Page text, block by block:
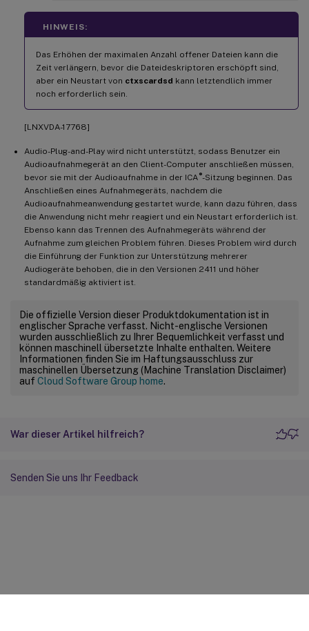
HINWEIS:
Das Erhöhen der maximalen Anzahl offener Dateien kann die
Zeit verlängern, bevor die Dateideskriptoren erschöpft sind,
aber ein Neustart von ctxscardsd kann letztendlich immer
noch erforderlich sein.
[LNXVDA-17768]
Audio-Plug-and-Play wird nicht unterstützt, sodass Benutzer ein
Audioaufnahmegerät an den Client-Computer anschließen müssen,
bevor sie mit der Audioaufnahme in der ICA ®-Sitzung beginnen. Das
Anschließen eines Aufnahmegeräts, nachdem die
Audioaufnahmeanwendung gestartet wurde, kann dazu führen, dass
die Anwendung nicht mehr reagiert und ein Neustart erforderlich ist.
Ebenso kann das Trennen des Aufnahmegeräts während der
Aufnahme zum gleichen Problem führen. Dieses Problem wird durch
die Einführung der Funktion zur Unterstützung mehrerer
Audiogeräte behoben, die in den Versionen 2411 und höher
standardmäßig aktiviert ist.
Die offizielle Version dieser Produktdokumentation ist in
englischer Sprache verfasst. Nicht-englische Versionen
wurden ausschließlich zu Ihrer Bequemlichkeit verfasst und
können maschinell übersetzte Inhalte enthalten. Weitere
Informationen finden Sie im Haftungsausschluss zur
maschinellen Übersetzung (Machine Translation Disclaimer)
auf Cloud Software Group home.
War dieser Artikel hilfreich?
Senden Sie uns Ihr Feedback